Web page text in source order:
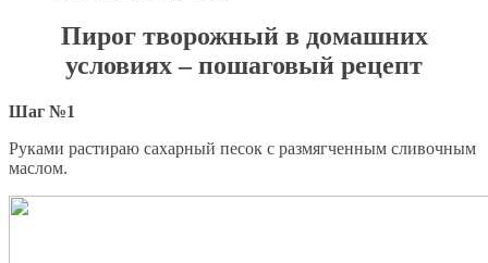
Пирог творожный в домашних
условиях – пошаговый рецепт
Шаг №1
Руками растираю сахарный песок с размягченным сливочным
маслом.